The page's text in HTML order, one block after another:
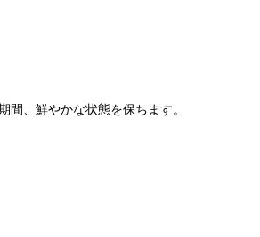
、鮮やかな状態を保ちます。